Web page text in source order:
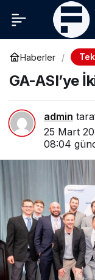
Haberler
GA-ASI’ye
admin
25 Mart
08:04